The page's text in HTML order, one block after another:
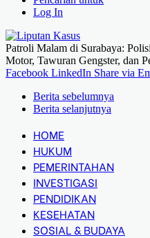
Log In
Patroli Malam di Surabaya:
Motor, Tawuran Gengster, dan
Facebook LinkedIn Share via
Berita sebelumnya
Berita selanjutnya
HOME
HUKUM
PEMERINTAHAN
INVESTIGASI
PENDIDIKAN
KESEHATAN
SOSIAL & BUDAYA